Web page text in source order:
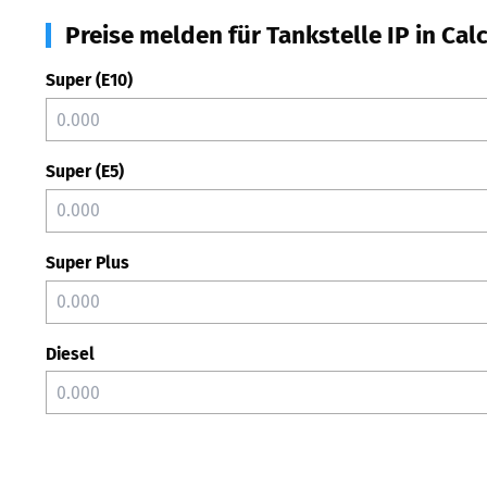
Preise melden für Tankstelle IP in
Super (E10)
Super (E5)
Super Plus
Diesel